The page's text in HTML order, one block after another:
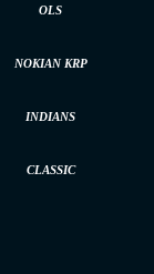
OLS
NOKIAN KRP
INDIANS
CLASSIC